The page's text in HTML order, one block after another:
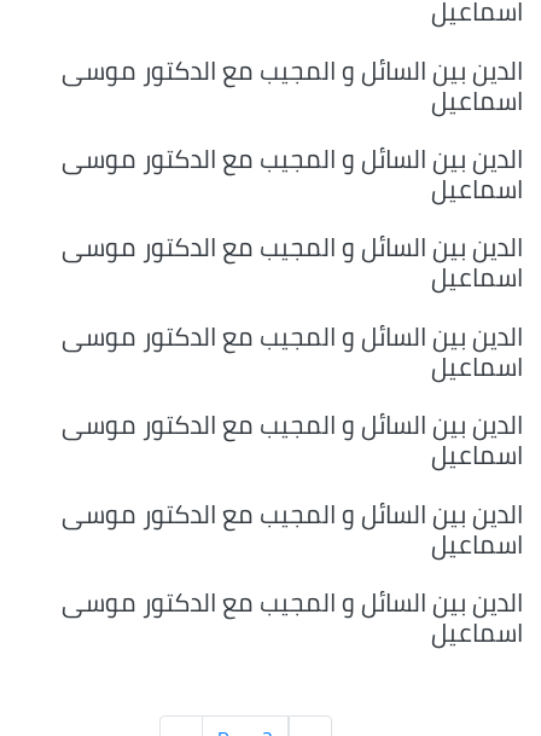
اسماعيل
الدين بين السائل و المجيب مع الدكتور موسى
اسماعيل
الدين بين السائل و المجيب مع الدكتور موسى
اسماعيل
الدين بين السائل و المجيب مع الدكتور موسى
اسماعيل
الدين بين السائل و المجيب مع الدكتور موسى
اسماعيل
الدين بين السائل و المجيب مع الدكتور موسى
اسماعيل
الدين بين السائل و المجيب مع الدكتور موسى
اسماعيل
الدين بين السائل و المجيب مع الدكتور موسى
اسماعيل